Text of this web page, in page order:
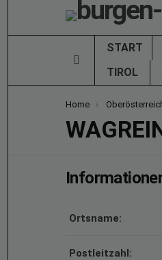
START
TIROL
You are here:
Home
Ortsname:
Postleitzahl: